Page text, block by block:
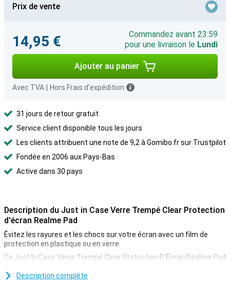
Prix de vente
14,95 €
Commandez avant 23:59
pour une livraison le Lundi
Ajouter au panier
Avec TVA Hors Frais d'expédition
31 jours de retour gratuit
Service client disponible tous les jours
Les clients attribuent une note de 9,2 à Gomibo.fr sur Trustpilot
Fondée en 2006 aux Pays-Bas
Active dans 30 pays
Description du Just in Case Verre Trempé Clear Protection
d'écran Realme Pad
Évitez les rayures et les chocs sur votre écran avec un film de
protection en plastique ou en verre.
Ce Just In Case Verre Trempé Clear Protection D'Écran Realme Pad
écran une protection optimale contre les chutes. De plus, il est
Description complète